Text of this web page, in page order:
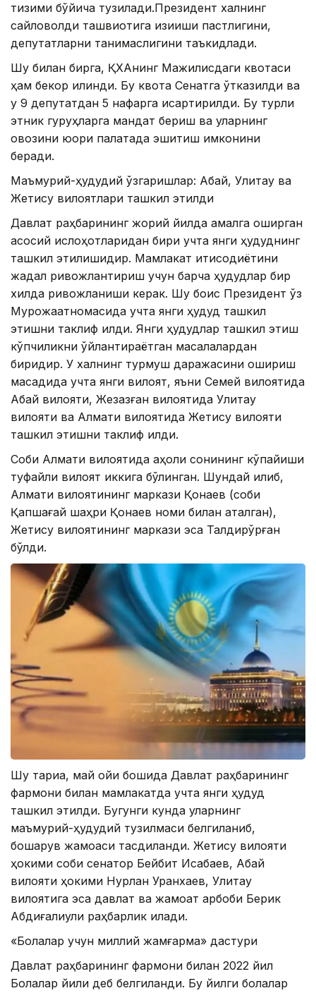
тизими бўйича тузилади.Президент халқнинг
сайловолди ташвиқотига қизиқиши пастлигини,
депутатларни танимаслигини таъкидлади.
Шу билан бирга, ҚХАнинг Мажилисдаги квотаси
ҳам бекор қилинди. Бу квота Сенатга ўтказилди ва
у 9 депутатдан 5 нафарга қисқартирилди. Бу турли
этник гуруҳларга мандат бериш ва уларнинг
овозини юқори палатада эшитиш имконини
беради.
Маъмурий-ҳудудий ўзгаришлар: Абай, Улитау ва
Жетису вилоятлари ташкил этилди
Давлат раҳбарининг жорий йилда амалга оширган
асосий ислоҳотларидан бири учта янги ҳудуднинг
ташкил этилишидир. Мамлакат иқтисодиётини
жадал ривожлантириш учун барча ҳудудлар бир
хилда ривожланиши керак. Шу боис Президент ўз
Мурожаатномасида учта янги ҳудуд ташкил
этишни таклиф қилди. Янги ҳудудлар ташкил этиш
кўпчиликни ўйлантираётган масалалардан
биридир. У халқнинг турмуш даражасини ошириш
мақсадида учта янги вилоят, яъни Семей вилоятида
Абай вилояти, Жезқазған вилоятида Улитау
вилояти ва Алмати вилоятида Жетису вилояти
ташкил этишни таклиф қилди.
Собиқ Алмати вилоятида аҳоли сонининг кўпайиши
туфайли вилоят иккига бўлинган. Шундай қилиб,
Алмати вилоятининг маркази Қонаев (собиқ
Қапшағай шаҳри Қонаев номи билан аталган),
Жетису вилоятининг маркази эса Талдирқўрған
бўлди.
Шу тариқа, май ойи бошида Давлат раҳбарининг
фармони билан мамлакатда учта янги ҳудуд
ташкил этилди. Бугунги кунда уларнинг
маъмурий-ҳудудий тузилмаси белгиланиб,
бошқарув жамоаси тасдиқланди. Жетису вилояти
ҳокими собиқ сенатор Бейбит Исабаев, Абай
вилояти ҳокими Нурлан Уранхаев, Улитау
вилоятига эса давлат ва жамоат арбоби Берик
Абдиғалиули раҳбарлик қилади.
«Болалар учун миллий жамғарма» дастури
Давлат раҳбарининг фармони билан 2022 йил
Болалар йили деб белгиланди. Бу йилги болалар